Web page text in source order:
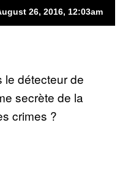
26, 2016, 12:03am
le détecteur de
secrète de la
crimes ?